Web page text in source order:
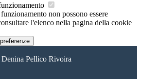
non possono essere
l'elenco nella pagina della cookie
Pellico Rivoira